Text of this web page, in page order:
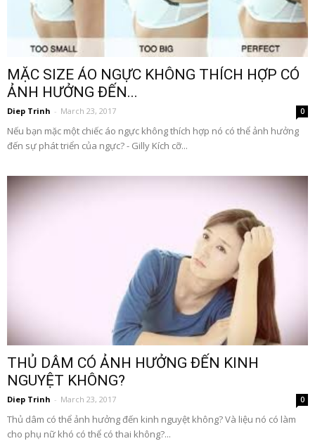
MẶC SIZE ÁO NGỰC KHÔNG THÍCH HỢP CÓ
ẢNH HƯỞNG ĐẾN...
Diep Trinh - March 23, 2017 0
Nếu bạn mặc một chiếc áo ngực không thích hợp nó có thể ảnh hưởng
đến sự phát triển của ngực? - Gilly Kích cỡ...
THỦ DÂM CÓ ẢNH HƯỞNG ĐẾN KINH
NGUYỆT KHÔNG?
Diep Trinh - March 23, 2017 0
Thủ dâm có thể ảnh hưởng đến kinh nguyệt không? Và liệu nó có làm
cho phụ nữ khó có thể có thai không?...